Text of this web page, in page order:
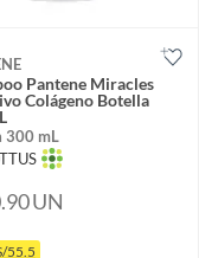
Pantene Miracles
Colágeno Botella
300 mL
UN
55.5